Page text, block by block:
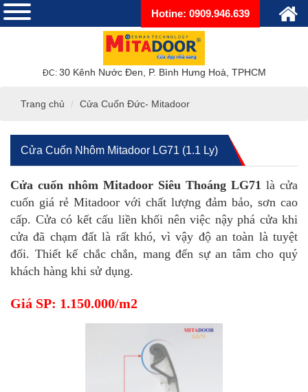
Hotine: 0909.946.639
ĐC: 30 Kênh Nước Đen, P. Bình Hưng Hoà, TPHCM
Trang chủ Cửa Cuốn Đức- Mitadoor
Cửa Cuốn Nhôm Mitadoor LG71 (1.1 Ly)
Cửa cuốn nhôm Mitadoor Siêu Thoáng LG71 là cửa
cuốn giá rẻ Mitadoor với chất lượng đảm bảo, sơn cao
cấp. Cửa có kết cấu liền khối nên việc nậy phá cửa khi
cửa đã chạm đất là rất khó, vì vậy độ an toàn là tuyệt
đối. Thiết kế chắc chắn, mang đến sự an tâm cho quý
khách hàng khi sử dụng.
Giá SP: 1.150.000/m2